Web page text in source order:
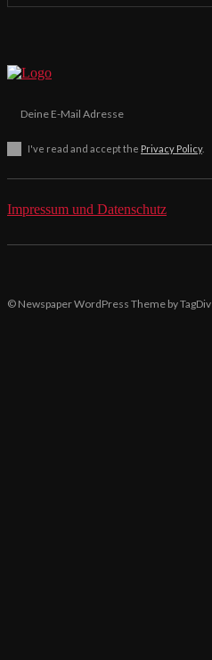
I've read and accept the Privacy Policy.
Impressum und Datenschutz
© Newspaper WordPress Theme by TagDiv